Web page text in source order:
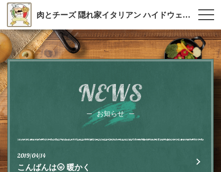
肉とチーズ 隠れ家イタリアン ハイドウェイダイニング555（ファイブ）川越
NEWS
お知らせ
2019/04/14
こんばんは🌝 暖かく